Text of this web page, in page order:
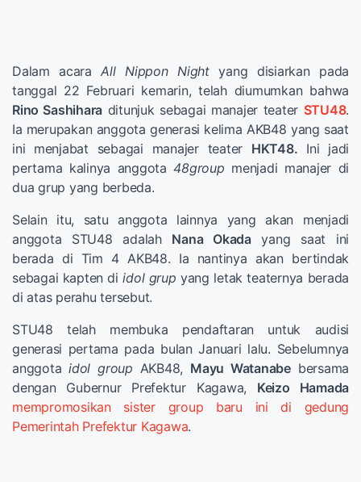
Dalam acaraAll Nippon Nightyang disiarkan pada
tanggal 22 Februari kemarin, telah diumumkan bahwa
Rino Sashihara ditunjuk sebagai manajer teater STU48.
Ia merupakan anggota generasi kelima AKB48 yang saat
ini menjabat sebagai manajer teater HKT48. Ini jadi
pertama kalinya anggota48group menjadi manajer di
dua grup yang berbeda.
Selain itu, satu anggota lainnya yang akan menjadi
anggota STU48 adalah Nana Okadayang saat ini
berada di Tim 4 AKB48. Ia nantinya akan bertindak
sebagai kapten diidol grup yang letak teaternya berada
di atas perahu tersebut.
STU48 telah membuka pendaftaran untuk audisi
generasi pertama pada bulan Januari lalu. Sebelumnya
anggotaidol group AKB48, Mayu Watanabebersama
dengan Gubernur Prefektur Kagawa, Keizo Hamada
mempromosikan sister group baru ini di gedung
Pemerintah Prefektur Kagawa.